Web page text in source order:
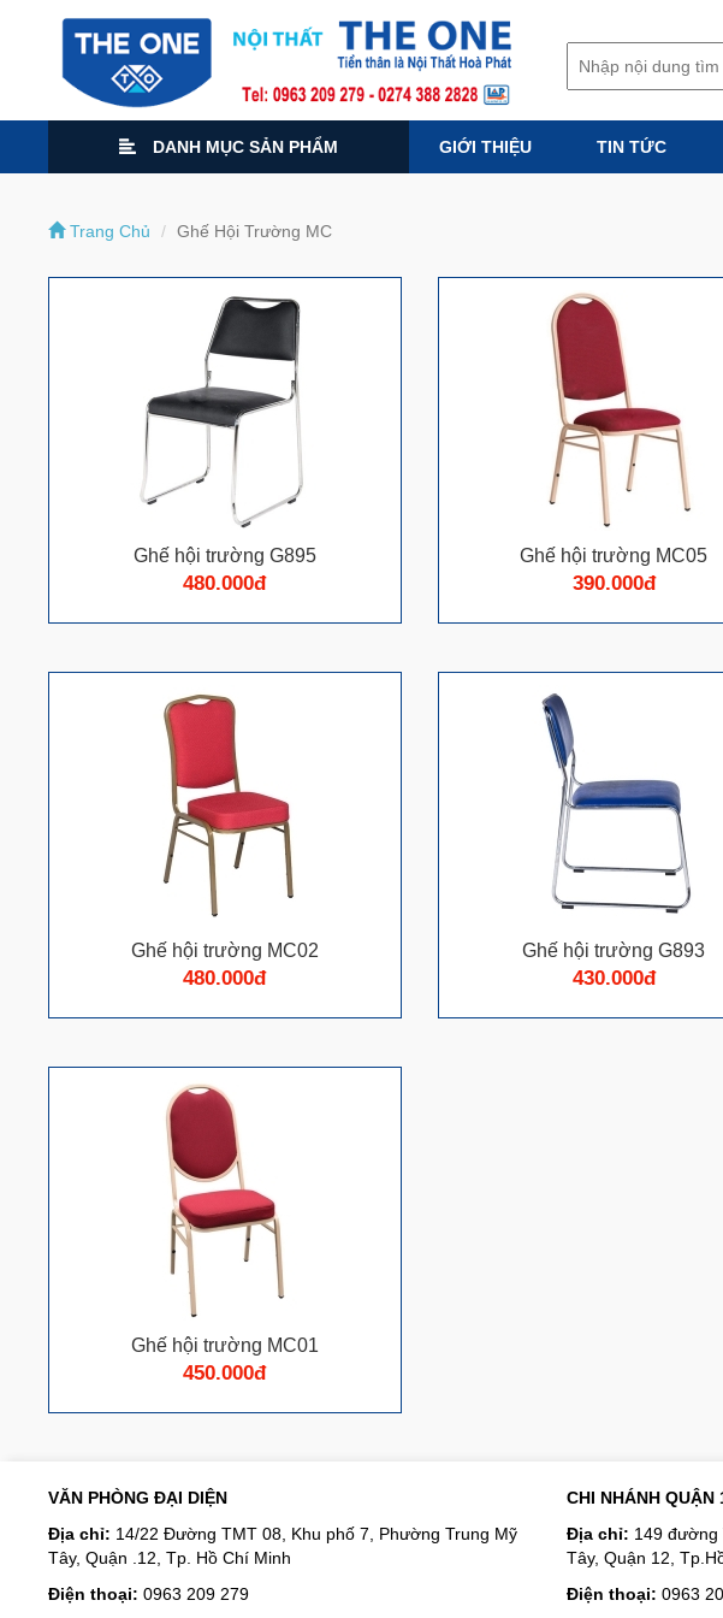
DANH MỤC SẢN PHẨM GIỚI THIỆU TIN TỨC
Trang Chủ Ghế Hội Trường MC
Ghế hội trường G895
480.000đ
Ghế hội trường MC05
390.000đ
Ghế hội trường MC02
480.000đ
Ghế hội trường G893
430.000đ
Ghế hội trường MC01
450.000đ
VĂN PHÒNG ĐẠI DIỆN
Địa chỉ: 14/22 Đường TMT 08, Khu phố 7, Phường Trung Mỹ
Tây, Quận .12, Tp. Hồ Chí Minh
Điện thoại: 0963 209 279
CHI NHÁNH QUẬN
Địa chỉ: 149 đường
Tây, Quận 12,
Điện thoại:0963